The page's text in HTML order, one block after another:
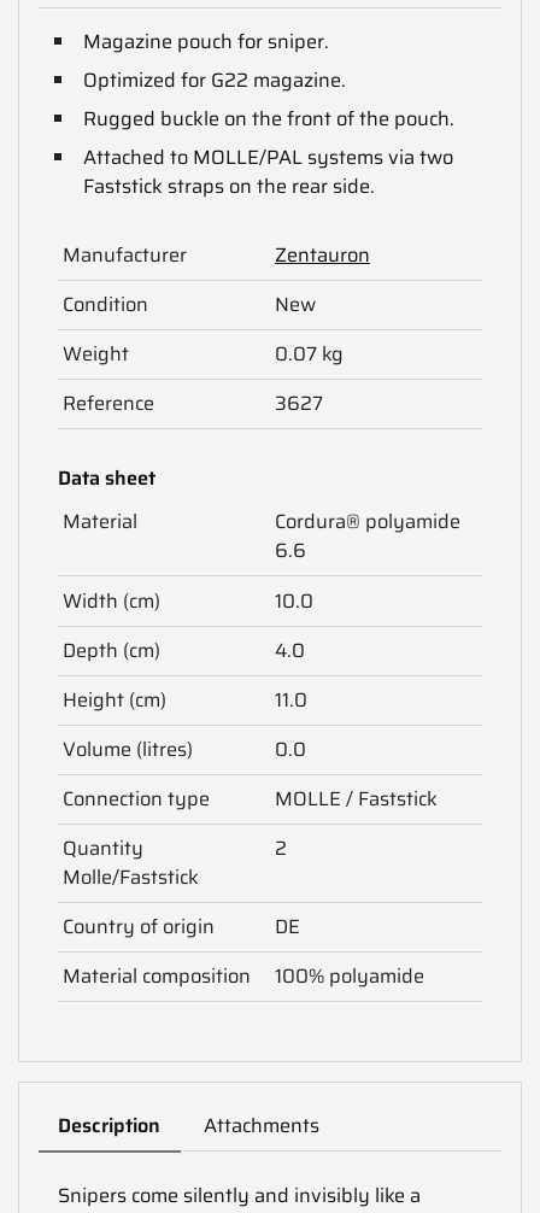
Magazine pouch for sniper.
Optimized for G22 magazine.
Rugged buckle on the front of the pouch.
Attached to MOLLE/PAL systems via two
Faststick straps on the rear side.
Manufacturer
Zentauron
Condition
New
Weight
0.07 kg
Reference
3627
Data sheet
Material
Cordura® polyamide
6.6
Width (cm)
10.0
Depth (cm)
4.0
Height (cm)
11.0
Volume (litres)
0.0
Connection type
MOLLE / Faststick
Quantity
Molle/Faststick
2
Country of origin
DE
Material composition
100% polyamide
Description Attachments
Snipers come silently and invisibly like a